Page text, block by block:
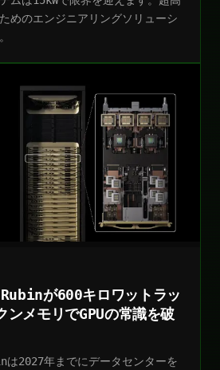
めのエンジニアリングソリューシ
が600キロワットラッ
ンメモリでGPUの常識を破
2027年までにデータセンターを